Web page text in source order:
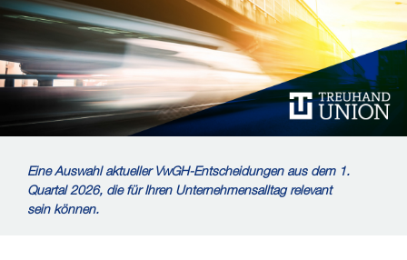
Eine Auswahl aktueller VwGH-Entscheidungen aus dem 1.
Quartal 2026, die für Ihren Unternehmensalltag relevant
sein können.